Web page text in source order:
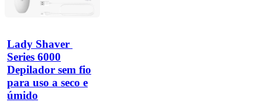
Lady Shaver
Series 6000
Depilador sem fio
para uso a seco e
úmido